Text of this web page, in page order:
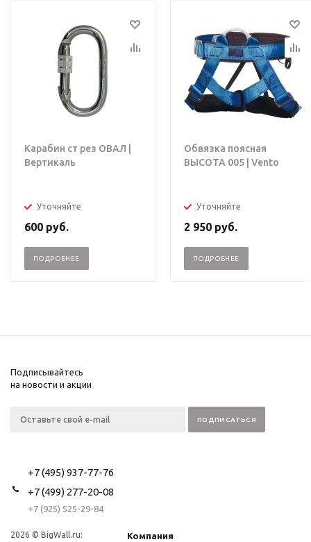
Карабин ст рез ОВАЛ |
Вертикаль
Уточняйте
600 руб.
ПОДРОБНЕЕ
Обвязка поясная
ВЫСОТА 005 | Vento
Уточняйте
2 950 руб.
ПОДРОБНЕЕ
Подписывайтесь
на новости и акции
+7 (495) 937-77-76
+7 (499) 277-20-08
+7 (925) 525-29-84
2026 © BigWall.ru:
Компания